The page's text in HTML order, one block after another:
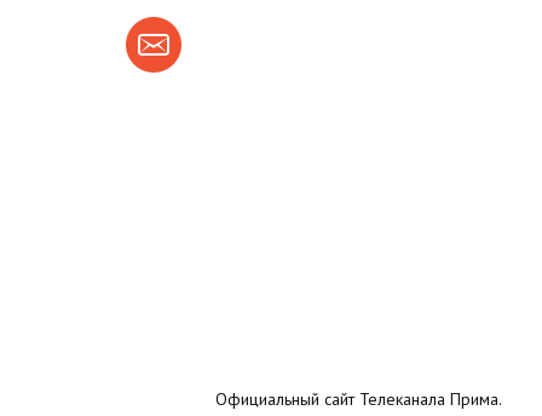
Официальный сайт Телеканала Прима.